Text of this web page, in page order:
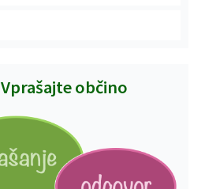
Vprašajte občino